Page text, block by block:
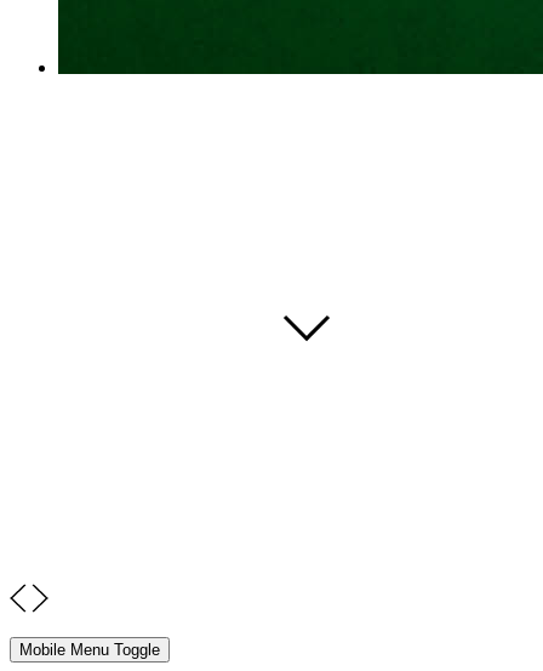
Mobile Menu Toggle